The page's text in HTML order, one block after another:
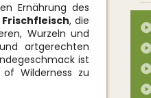
Ernährung des
, die
Wurzeln und
artgerechten
ist
Wilderness zu